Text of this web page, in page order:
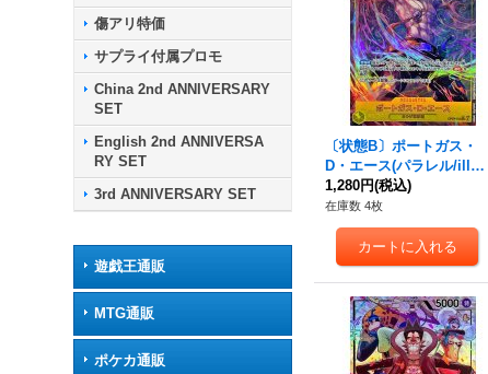
傷アリ特価
サプライ付属プロモ
China 2nd ANNIVERSARY
SET
English 2nd ANNIVERSA
RY SET
3rd ANNIVERSARY SET
遊戯王通販
MTG通販
ポケカ通販
〔状態B〕ポートガス・
D・エース(パラレル/illus
t:BISAI)【SEC/P】{OP0
7-119}
1,280円(税込)
在庫数 4枚